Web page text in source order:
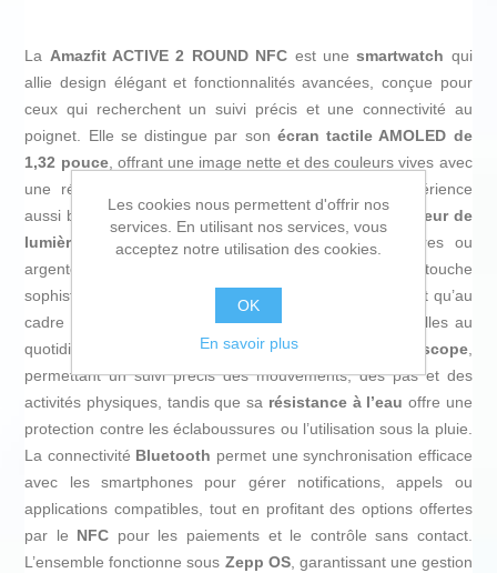
La Amazfit ACTIVE 2 ROUND NFC est unesmartwatch qui
allie design élégant et fonctionnalités avancées, conçue pour
ceux qui recherchent un suivi précis et une connectivité au
poignet. Elle se distingue par son écran tactile AMOLED de
1,32 pouce, offrant une image nette et des couleurs vives avec
une résolution de 466 x 466 pixels, optimisant l’expérience
aussi bien en intérieur qu’en extérieur grâce à son
capteur de
lumière ambiante. Proposée avec des finitions noires ou
argentées et un
, elle apporte une touche
sophistiquée et polyvalente, adaptée aussi bien au sport qu’au
cadre professionnel. Elle intègre des fonctions essentielles au
quotidien, telles qu’unaccéléromètre gyroscope,
permettant un suivi précis des mouvements, des pas et des
activités physiques, tandis que sa résistance à l’eau offre une
protection contre les éclaboussures ou l’utilisation sous la pluie.
La connectivité Bluetooth permet une synchronisation efficace
avec les smartphones pour gérer notifications, appels ou
applications compatibles, tout en profitant des options offertes
par le NFC pour les paiements et le contrôle sans contact.
L’ensemble fonctionne sous Zepp OS, garantissant une gestion
Les cookies nous permettent d'offrir nos
services. En utilisant nos services, vous
acceptez notre utilisation des cookies.
OK
En savoir plus